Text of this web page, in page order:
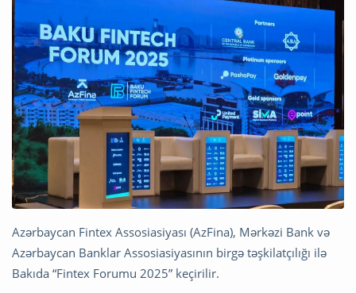
Azərbaycan Fintex Assosiasiyası (AzFina), Mərkəzi Bank və
Azərbaycan Banklar Assosiasiyasının birgə təşkilatçılığı ilə
Bakıda “Fintex Forumu 2025” keçirilir.